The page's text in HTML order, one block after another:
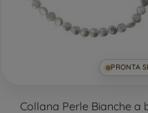
PRONTA
Collana Perle Bianche a